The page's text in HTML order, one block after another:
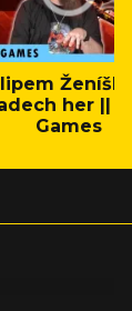
her ||
Games